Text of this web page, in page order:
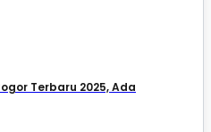
Terbaru 2025, Ada